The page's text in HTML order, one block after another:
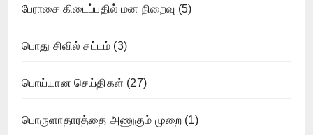
பேராசை கிடைப்பதில் மன நிறைவு (5)
பொது சிவில் சட்டம் (3)
பொய்யான செய்திகள் (27)
பொருளாதாரத்தை அணுகும் முறை (1)